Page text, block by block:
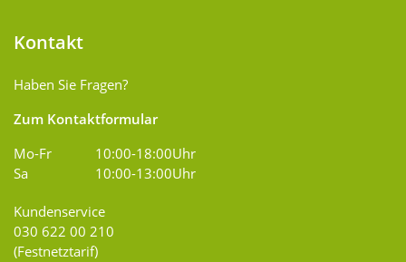
Kontakt
Haben Sie Fragen?
Zum Kontaktformular
Mo-Fr
10:00-18:00Uhr
Sa
10:00-13:00Uhr
Kundenservice
030 622 00 210
(Festnetztarif)